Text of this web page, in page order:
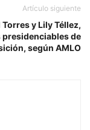
Artículo siguiente
y Lily Téllez,
presidenciables de
según AMLO